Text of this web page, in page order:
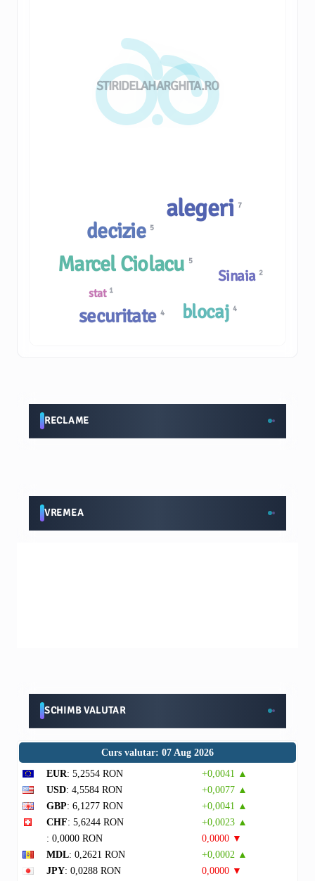
STIRIDELAHARGHITA.RO
Sinaia 2
decizie 5
Marcel Ciolacu 5
stat 1
blocaj4
securitate 4
alegeri7
RECLAME
VREMEA
SCHIMB VALUTAR
Curs valutar: 07 Aug 2026
EUR: 5,2554 RON
+0,0041 ▲
USD: 4,5584 RON
+0,0077 ▲
GBP: 6,1277 RON
+0,0041 ▲
CHF: 5,6244 RON
+0,0023 ▲
: 0,0000 RON
0,0000 ▼
MDL: 0,2621 RON
+0,0002 ▲
JPY: 0,0288 RON
0,0000 ▼